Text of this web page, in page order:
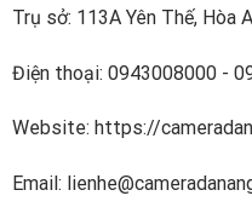
Trụ sở: 113A Yên Thế, Hòa
Điện thoại: 0943008000 -
Website: https://
Email: